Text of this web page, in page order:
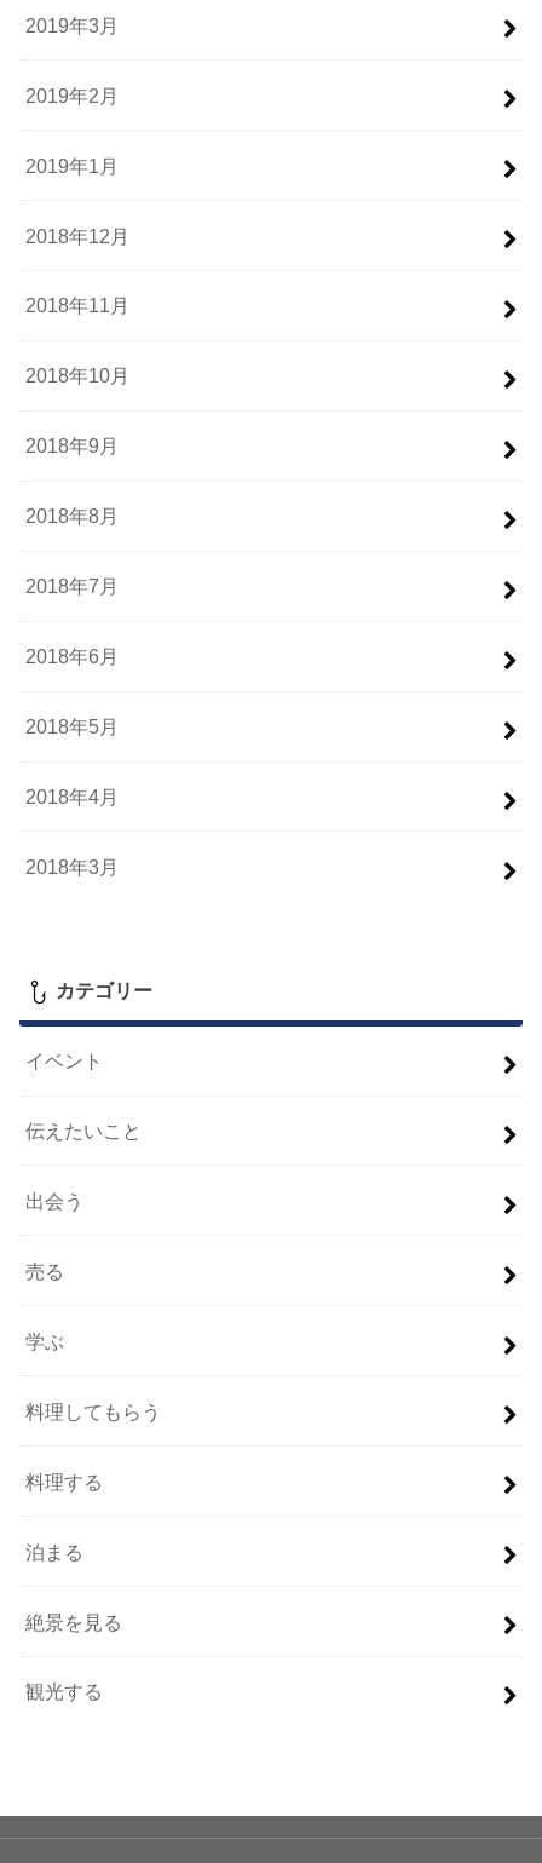
2019年3月
2019年2月
2019年1月
2018年12月
2018年11月
2018年10月
2018年9月
2018年8月
2018年7月
2018年6月
2018年5月
2018年4月
2018年3月
カテゴリー
イベント
伝えたいこと
出会う
売る
学ぶ
料理してもらう
料理する
泊まる
絶景を見る
観光する